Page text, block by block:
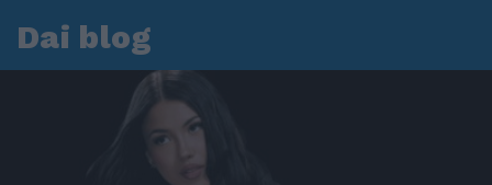
Dai blog